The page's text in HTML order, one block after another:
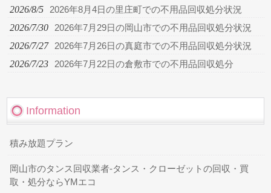
2026/8/5 2026年8月4日の里庄町での不用品回収処分状況
2026/7/30 2026年7月29日の岡山市での不用品回収処分状況
2026/7/27 2026年7月26日の真庭市での不用品回収処分状況
2026/7/23 2026年7月22日の倉敷市での不用品回収処分
Information
積み放題プラン
岡山市のタンス回収業者-タンス・クローゼットの回収・買
取・処分ならYMエコ